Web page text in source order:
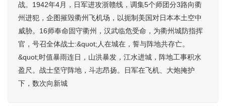
战。1942年4月，日军进攻浙赣线，调集5个师团分3路向衢
州进犯，企图摧毁衢州飞机场，以扼制美国对日本本土空中
威胁。16师奉命固守衢州，汉武临危受命，为衢州城防指挥
官，号召全体战士:&quot;人在城在，誓与阵地共存亡。
&quot;时值暴雨连日，山洪暴发，江水进城，阵地工事积水
盈尺。战士坚守阵地，斗志昂扬。日军在飞机、大炮掩护
下，数次向新城